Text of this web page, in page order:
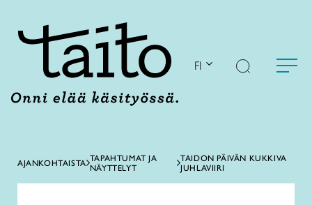
FI
AJANKOHTAISTA TAPAHTUMAT JA
NÄYTTELYT
TAIDON PÄIVÄN KUKKIVA
JUHLAVIIRI